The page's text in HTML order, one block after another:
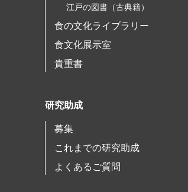
江戸の図書（古典籍）
食の文化ライブラリー
食文化展示室
貴重書
研究助成
募集
これまでの研究助成
よくあるご質問